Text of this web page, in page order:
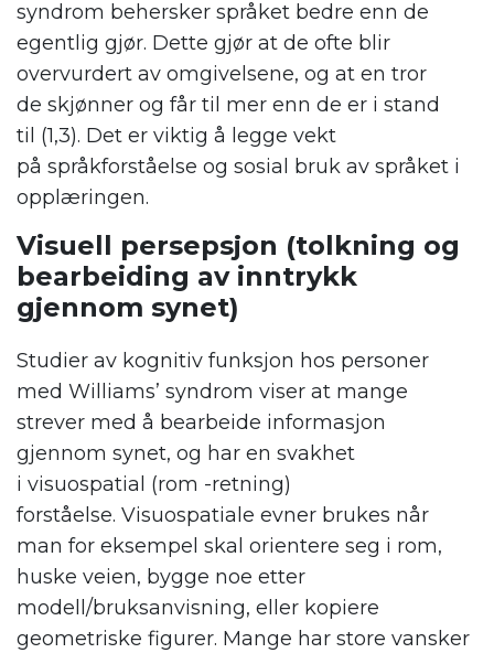
syndrom behersker språket bedre enn de
egentlig gjør. Dette gjør at de ofte blir
overvurdert av omgivelsene, og at en tror
de skjønner og får til mer enn de er i stand
til (1,3). Det er viktig å legge vekt
på språkforståelse og sosial bruk av språket i
opplæringen.
Visuell persepsjon (tolkning og
bearbeiding av inntrykk
gjennom synet)
Studier av kognitiv funksjon hos personer
med Williams’ syndrom viser at mange
strever med å bearbeide informasjon
gjennom synet, og har en svakhet
i visuospatial (rom -retning)
forståelse. Visuospatiale evner brukes når
man for eksempel skal orientere seg i rom,
huske veien, bygge noe etter
modell/bruksanvisning, eller kopiere
geometriske figurer. Mange har store vansker